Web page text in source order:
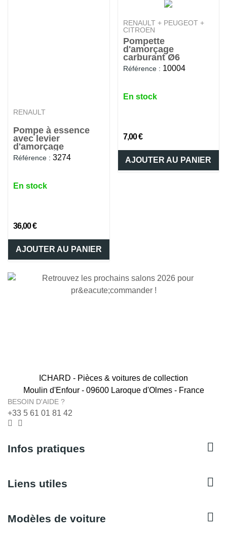
RENAULT
Pompe à essence
avec levier
d'amorçage
Référence : 3274
En stock
36,00 €
AJOUTER AU PANIER
RENAULT + PEUGEOT +
CITROEN
Pompette
d'amorçage
carburant Ø6
Référence : 10004
En stock
7,00 €
AJOUTER AU PANIER
ICHARD - Pièces & voitures de collection
Moulin d'Enfour - 09600 Laroque d'Olmes - France
BESOIN D'AIDE ?
+33 5 61 01 81 42
Infos pratiques 
Liens utiles 
Modèles de voiture 